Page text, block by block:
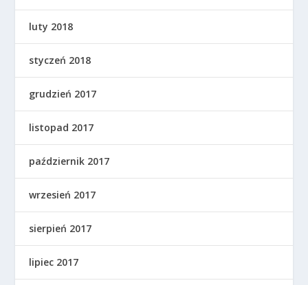
luty 2018
styczeń 2018
grudzień 2017
listopad 2017
październik 2017
wrzesień 2017
sierpień 2017
lipiec 2017